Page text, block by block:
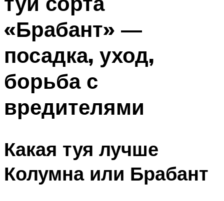
«Брабант» —
посадка, уход,
борьба с
вредителями
Какая туя лучше
Колумна или Брабант